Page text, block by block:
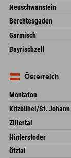
An der Breitach 3
87538 Fischen I. Allgäu
Deutschland
Neuschwanstein
An der Riese 45
87484 Nesselwang im
Deutschland
Berchtesgaden
Hofreitstr. 7
83471 Schönau am
Deutschland
Garmisch
Frickenstraße 22
82490 Farchant
Bayrischzell
Deutschland
Österreich
Montafon
Dorfstr. 127b
6793 Gaschurn/
Österreich
Kitzbühel/St. Johann
Speckbacherstraße
Österreich
Zillertal
Schmiedau 2
6272 Kaltenbach im
Österreich
Hinterstoder
Freizeitpark 10
Ötztal